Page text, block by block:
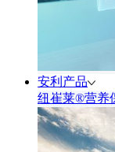
安利产品
纽崔莱®营养